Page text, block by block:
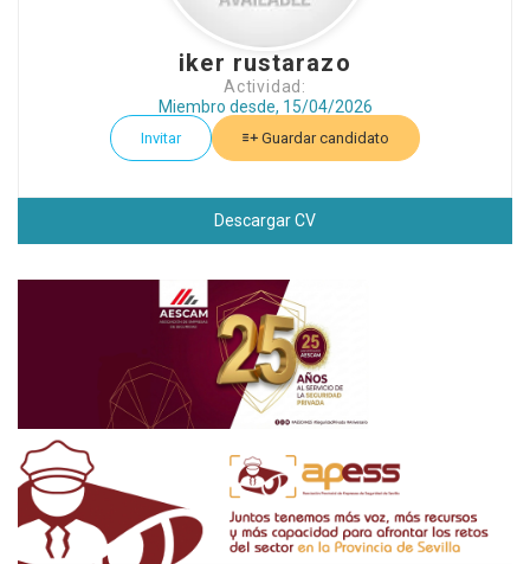
iker rustarazo
Actividad:
Miembro desde, 15/04/2026
Invitar Guardar candidato
Descargar CV